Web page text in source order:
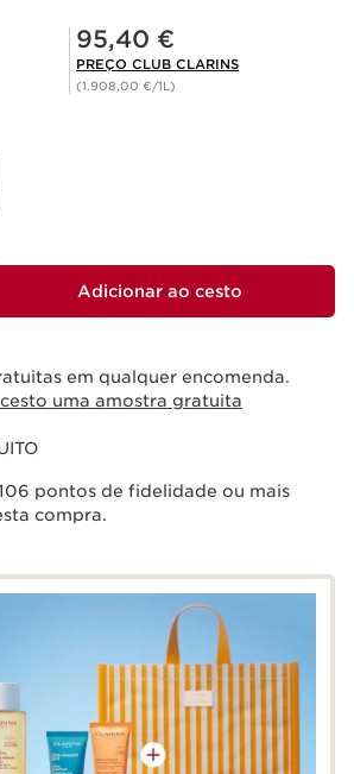
em baixo.
Reproduzir vídeo
Preço Club Clarins 95,40 €
95,40 €
PREÇO CLUB CLARINS
(1.908,00 €/1L)
Adicionar ao cesto
em qualquer encomenda.
uma amostra gratuita
pontos de fidelidade ou mais
compra.